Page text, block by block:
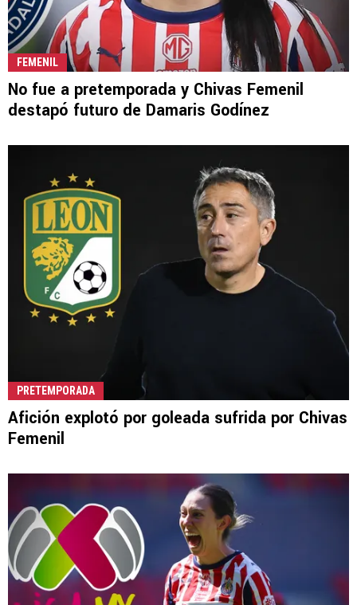
FEMENIL
No fue a pretemporada y Chivas Femenil
destapó futuro de Damaris Godínez
PRETEMPORADA
Afición explotó por goleada sufrida por Chivas
Femenil